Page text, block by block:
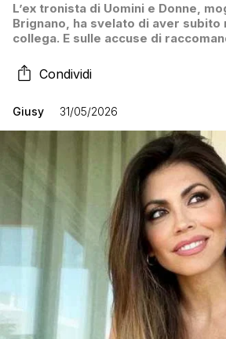
L’ex tronista di Uomini e Donne,
Brignano, ha svelato di aver subito
collega. E sulle accuse di
Condividi
Giusy 31/05/2026